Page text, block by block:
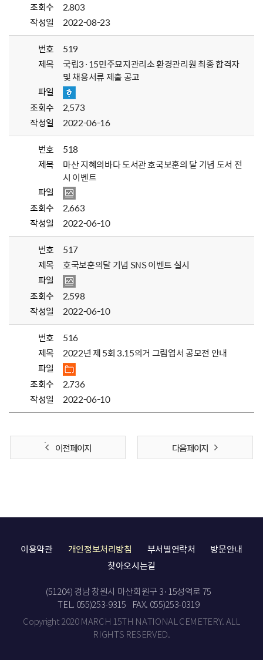
조회수
2,803
작성일
2022-08-23
번호
519
제목
국립3·15민주묘지관리소 환경관리원 최종 합격자
및 채용서류 제출 공고
파일
조회수
2,573
작성일
2022-06-16
번호
518
제목
마산 지혜의바다 도서관 호국보훈의 달 기념 도서 전
시 이벤트
파일
조회수
2,663
작성일
2022-06-10
번호
517
제목
호국보훈의달 기념 SNS 이벤트 실시
파일
조회수
2,598
작성일
2022-06-10
번호
516
제목
2022년 제 5회 3.15의거 그림엽서 공모전 안내
파일
조회수
2,736
작성일
2022-06-10
이전 페이지 다음 페이지
이용약관 개인정보처리방침 부서별연락처
방문안내
찾아오시는길
(51204) 경남 창원시 마산회원구 3·15성역로 75
TEL. 055)253-9315
FAX. 055)253-0319
Copyright 2020 MARCH 15TH NATIONAL CEMETERY. ALL
RIGHTS RESERVED.